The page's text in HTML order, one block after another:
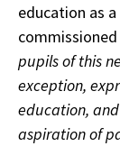
education as
pupils of this
exception,
education,
aspiration of